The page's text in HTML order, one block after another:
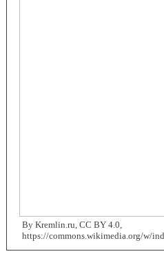
By Kremlin.ru, CC BY 4.0,
https://commons.wikimedia.org/w/